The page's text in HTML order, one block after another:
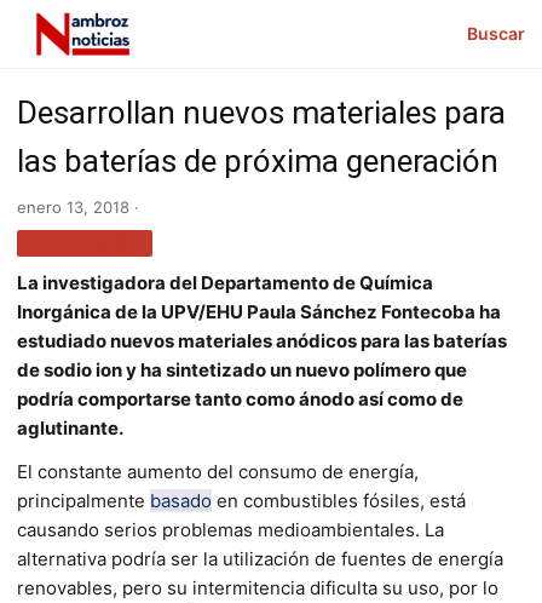
Buscar
Desarrollan nuevos materiales para
las baterías de próxima generación
enero 13, 2018 ·
La investigadora del Departamento de Química
Inorgánica de la UPV/EHU Paula Sánchez Fontecoba ha
estudiado nuevos materiales anódicos para las baterías
de sodio ion y ha sintetizado un nuevo polímero que
podría comportarse tanto como ánodo así como de
aglutinante.
El constante aumento del consumo de energía,
principalmente basado en combustibles fósiles, está
causando serios problemas medioambientales. La
alternativa podría ser la utilización de fuentes de energía
renovables, pero su intermitencia dificulta su uso, por lo